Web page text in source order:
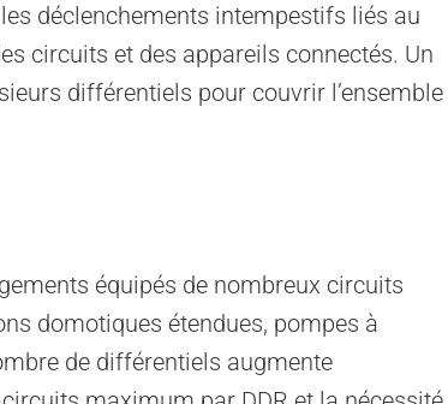
déclenchements intempestifs liés au
circuits et des appareils connectés. Un
différentiels pour couvrir l’ensemble
équipés de nombreux circuits
domotiques étendues, pompes à
de différentiels augmente